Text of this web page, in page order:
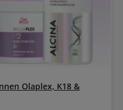
Olaplex, K18 &